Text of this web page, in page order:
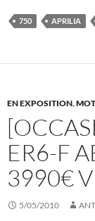
750 APRILIA
EN EXPOSITION,
ER6-F
3990€
5/05/2010